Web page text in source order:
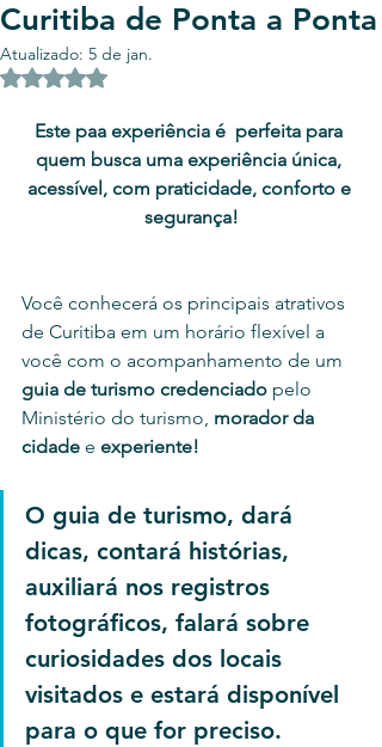
Curitiba de Ponta a Ponta
Atualizado: 5 de jan.
Avaliado com NaN de 5 estrelas.
Este paa experiência é  perfeita para
quem busca uma experiência única,
acessível, com praticidade, conforto e
segurança!
Você conhecerá os principais atrativos
de Curitiba em um horário flexível a
você com o acompanhamento de um
guia de turismo credenciado pelo
Ministério do turismo, morador da
cidade e experiente!
O guia de turismo, dará
dicas, contará histórias,
auxiliará nos registros
fotográficos, falará sobre
curiosidades dos locais
visitados e estará disponível
para o que for preciso.